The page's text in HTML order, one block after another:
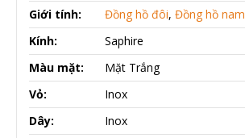
Giới tính: Đồng hồ đôi, Đồng hồ nam
Kính:
Saphire
Màu mặt:
Mặt Trắng
Vỏ:
Inox
Dây:
Inox